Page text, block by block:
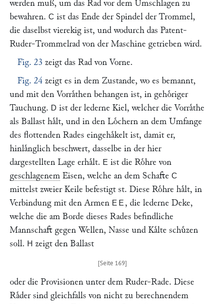
werden muß, um das Rad vor dem Umschlagen zu
bewahren. C ist das Ende der Spindel der Trommel,
die daselbst vierekig ist, und wodurch das Patent-
Ruder-Trommelrad von der Maschine getrieben wird.
Fig. 23 zeigt das Rad von Vorne.
Fig. 24 zeigt es in dem Zustande, wo es bemannt,
und mit den Vorraͤthen behangen ist, in gehoͤriger
Tauchung. D ist der lederne Kiel, welcher die Vorraͤthe
als Ballast haͤlt, und in den Loͤchern an dem Umfange
des flottenden Rades eingehaͤkelt ist, damit er,
hinlaͤnglich beschwert, dasselbe in der hier
dargestellten Lage erhaͤlt. E ist die Roͤhre von
geschlagenem Eisen, welche an dem Schafte C
mittelst zweier Keile befestigt st. Diese Roͤhre haͤlt, in
Verbindung mit den Armen EE , die lederne Deke,
welche die am Borde dieses Rades befindliche
Mannschaft gegen Wellen, Nasse und Kaͤlte schuͤzen
soll. H zeigt den Ballast
oder die Provisionen unter dem Ruder-Rade. Diese
Raͤder sind gleichfalls von nicht zu berechnendem